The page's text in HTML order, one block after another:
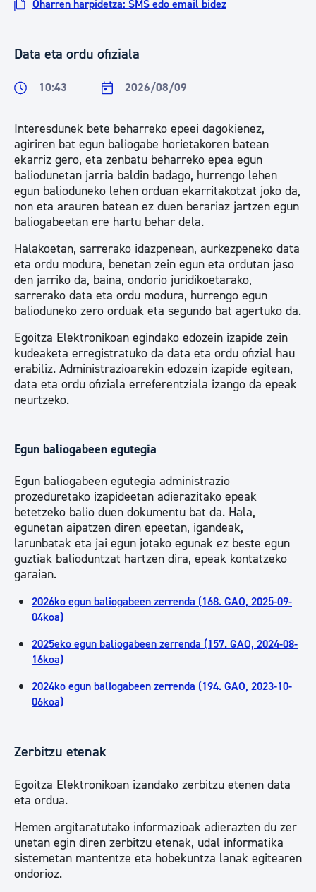
Oharren harpidetza: SMS edo email bidez
Data eta ordu ofiziala
10:43 2026/08/09
Interesdunek bete beharreko epeei dagokienez,
agiriren bat egun baliogabe horietakoren batean
ekarriz gero, eta zenbatu beharreko epea egun
baliodunetan jarria baldin badago, hurrengo lehen
egun balioduneko lehen orduan ekarritakotzat joko da,
non eta arauren batean ez duen berariaz jartzen egun
baliogabeetan ere hartu behar dela.
Halakoetan, sarrerako idazpenean, aurkezpeneko data
eta ordu modura, benetan zein egun eta ordutan jaso
den jarriko da, baina, ondorio juridikoetarako,
sarrerako data eta ordu modura, hurrengo egun
balioduneko zero orduak eta segundo bat agertuko da.
Egoitza Elektronikoan egindako edozein izapide zein
kudeaketa erregistratuko da data eta ordu ofizial hau
erabiliz. Administrazioarekin edozein izapide egitean,
data eta ordu ofiziala erreferentziala izango da epeak
neurtzeko.
Egun baliogabeen egutegia
Egun baliogabeen egutegia administrazio
prozeduretako izapideetan adierazitako epeak
betetzeko balio duen dokumentu bat da. Hala,
egunetan aipatzen diren epeetan, igandeak,
larunbatak eta jai egun jotako egunak ez beste egun
guztiak balioduntzat hartzen dira, epeak kontatzeko
garaian.
2026ko egun baliogabeen zerrenda (168. GAO, 2025-09-
04koa)
2025eko egun baliogabeen zerrenda (157. GAO, 2024-08-
16koa)
2024ko egun baliogabeen zerrenda (194. GAO, 2023-10-
06koa)
Zerbitzu etenak
Egoitza Elektronikoan izandako zerbitzu etenen data
eta ordua.
Hemen argitaratutako informazioak adierazten du zer
unetan egin diren zerbitzu etenak, udal informatika
sistemetan mantentze eta hobekuntza lanak egitearen
ondorioz.